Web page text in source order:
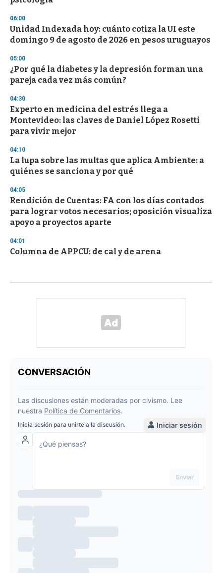
d
s
06:00
Unidad Indexada hoy: cuánto cotiza la UI este
domingo 9 de agosto de 2026 en pesos uruguayos
05:00
¿Por qué la diabetes y la depresión forman una
pareja cada vez más común?
04:30
Experto en medicina del estrés llega a
Montevideo: las claves de Daniel López Rosetti
para vivir mejor
04:10
La lupa sobre las multas que aplica Ambiente: a
quiénes se sanciona y por qué
04:05
Rendición de Cuentas: FA con los días contados
para lograr votos necesarios; oposición visualiza
apoyo a proyectos aparte
04:01
Columna de APPCU: de cal y de arena